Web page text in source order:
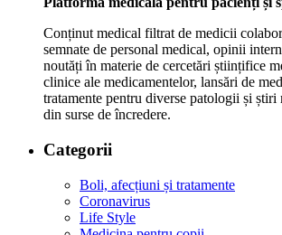
Conținut medical filtrat de medicii
semnate de personal medical, opinii
noutăți în materie de cercetări științifice
clinice ale medicamentelor, lansări de
tratamente pentru diverse patologii și știri
din surse de încredere.
Categorii
Boli, afecțiuni și tratamente
Coronavirus
Life Style